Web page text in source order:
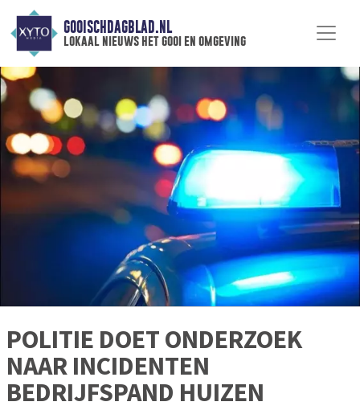
GOOISCHDAGBLAD.NL
lokaal nieuws het gooi en omgeving
POLITIE DOET ONDERZOEK
NAAR INCIDENTEN
BEDRIJFSPAND HUIZEN